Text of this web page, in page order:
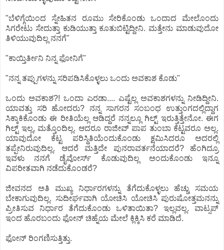
"ಬೆಳಿಗ್ಗೆಯಿಂದ ಸ್ನೇಹಿತನ ರೂಮು ಸೇರಿಕೊಂಡು ಒಂದಾದ ಮೇಲೊಂದು
ಸಿಗರೇಟು ಸೇದುತ್ತಾ ಕುಡಿಯುತ್ತಾ ಕೂತುಬಿಟ್ಟಿದ್ದೀನಿ. ಮತ್ತೇನು ಮಾಡುವುದೋ
ತಿಳಿಯುವುದಿಲ್ಲ ನನಗೆ"
"ಕಾಯ್ತಿರ್ತೀನಿ ನಿನ್ನ ಫೋನಿಗೆ"
"ನನ್ನ ತಪ್ಪುಗಳನ್ನು ಸರಿಪಡಿಸಿಕೊಳ್ಳಲು ಒಂದು ಅವಕಾಶ ಕೊಡು"
ಒಂದು ಅವಕಾಶ?! ಒಂದಾ ಎರಡಾ.... ಎಷ್ಟೆಲ್ಲ ಅವಕಾಶಗಳನ್ನು ನೀಡಿದ್ದೀನಿ.
ಯಾವತ್ತು ಸರಿ ಹೋದರು? ನನ್ನ ಸಾಗರನ ಸಂಬಂಧ ಉತ್ತುಂಗದಲ್ಲಿದ್ದಾಗ
ಸಿಕ್ಕಾಕಿಕೊಂಡು ಈ ರೀತಿಯೆಲ್ಲ ಆಡಿದ್ದರೆ ನನ್ನಲ್ಲೂ ಗಿಲ್ಟ್ ಇರುತ್ತಿತ್ತೇನೋ. ಈಗ
ಗಿಲ್ಟ್ ಇಲ್ಲ, ಮತ್ತೊಂದಿಲ್ಲ. ಆದರೂ ರಾಜೀವ್ ಪಾಪ ತುಂಬಾ ಕೆಟ್ಟವರೂ ಅಲ್ಲ.
ಯಾವುದೋ ಕೆಟ್ಟ ಪರಿಸ್ಥಿತಿಯೆಂದುಕೊಂಡು ಕ್ಷಮಿಸಿದರೂ ಅದರಲ್ಲಿ
ತಪ್ಪೇನಿರುವುದಿಲ್ಲ. ಆದರೆ ಮತ್ತಿದೇ ಪುನರಾವರ್ತನೆಯಾದರೆ? ಹೆಂಗಿದ್ರೂ
ಇವಳು ನನಗೆ ಡೈವೋರ್ಸ್ ಕೊಡುವುದಿಲ್ಲ ಅಂದುಕೊಂಡು ಇನ್ನೂ
ವಿಪರೀತವಾಗಿ ನಡೆದುಕೊಂಡರೆ?
ಜೀವನದ ಅತಿ ಮುಖ್ಯ ನಿರ್ಧಾರಗಳನ್ನು ತೆಗೆದುಕೊಳ್ಳಲು ಹೆಚ್ಚು ಸಮಯ
ಬೇಕಾಗುವುದಿಲ್ಲ. ಸುದೀರ್ಘವಾಗಿ ಯೋಚಿಸಿ ಯೋಚಿಸಿ ಪುರುಷೋತ್ತಮನನ್ನು
ಪ್ರೀತಿಸುವ ನಿರ್ಧಾರ ತೆಗೆದುಕೊಂಡು ಒಳಿತಾಯಿತಾ? ಇಲ್ಲವಲ್ಲ. ವಾಟ್ಸಪ್
ಇಂದ ಹೊರಬಂದು ಫೋನ್ ಚಿಹ್ನೆಯ ಮೇಲೆ ಕ್ಲಿಕ್ಕಿಸಿ ಕರೆ ಮಾಡಿದೆ.
ಫೋನ್ ರಿಂಗಣಿಸುತ್ತಿತ್ತು.